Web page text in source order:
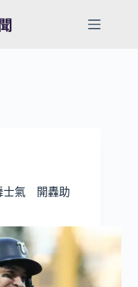
士氣 開轟助